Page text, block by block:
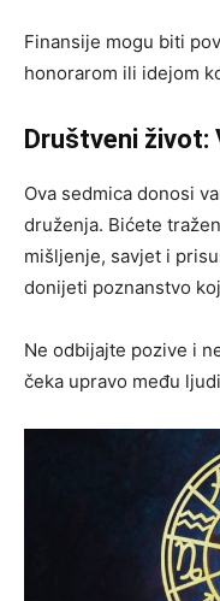
Finansije mogu biti
honorarom ili idejom
Društveni život:
Ova sedmica donosi
druženja. Bićete
mišljenje, savjet i
donijeti poznanstvo
Ne odbijajte pozive i
čeka upravo među